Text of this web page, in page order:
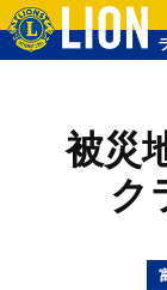
被災
ク